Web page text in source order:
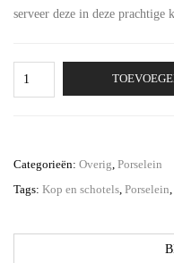
serveer deze in deze prachtige
Koffie/Cappuccino
aantal
Categorieën: Overig, Porselein
Tags: Kop en schotels, Porselein,